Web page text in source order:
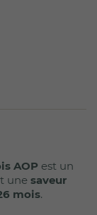
AOP est un
une saveur
mois.